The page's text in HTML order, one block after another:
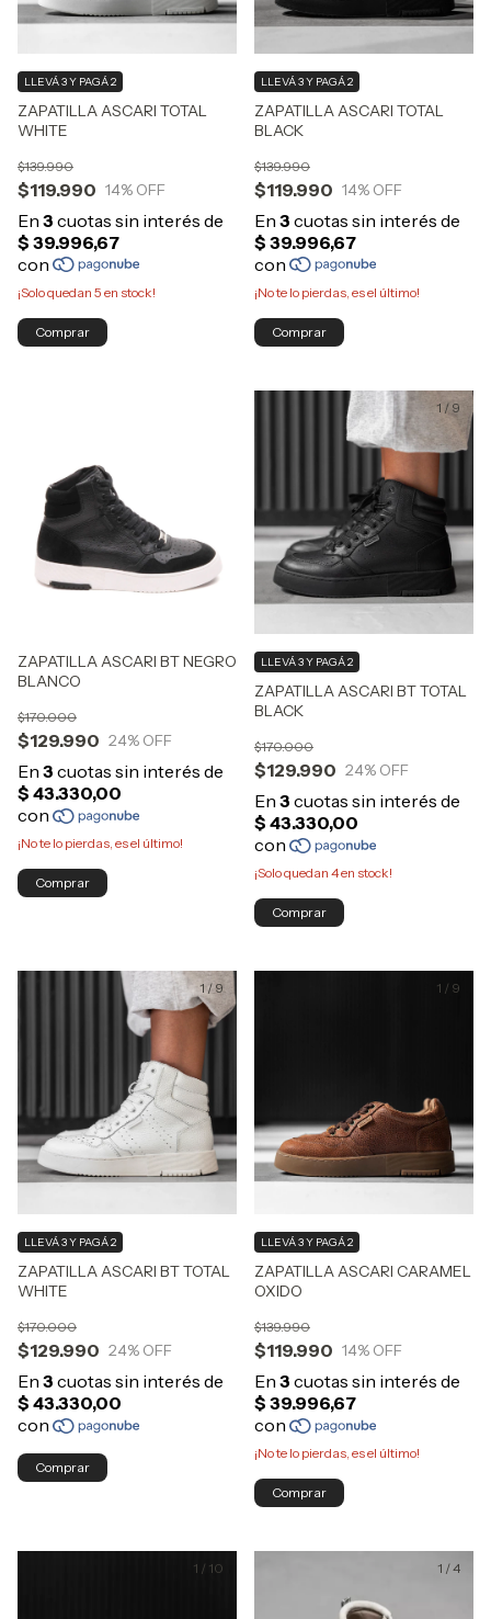
ZAPATILLA ASCARI TOTAL
WHITE
$119.990
$139.990
14% OFF
LLEVÁ 3 Y PAGÁ 2
¡Solo quedan 5 en stock!
Comprar
ZAPATILLA ASCARI TOTAL
BLACK
$119.990
$139.990
14% OFF
LLEVÁ 3 Y PAGÁ 2
¡No te lo pierdas, es el último!
Comprar
ZAPATILLA ASCARI BT NEGRO
BLANCO
$129.990
$170.000
24% OFF
¡No te lo pierdas, es el último!
Comprar
1 / 9
ZAPATILLA ASCARI BT TOTAL
BLACK
$129.990
$170.000
24% OFF
LLEVÁ 3 Y PAGÁ 2
¡Solo quedan 4en stock!
Comprar
1 / 9
ZAPATILLA ASCARI BT TOTAL
WHITE
$129.990
$170.000
24% OFF
LLEVÁ 3 Y PAGÁ 2
Comprar
1 / 9
ZAPATILLA ASCARI CARAMEL
OXIDO
$119.990
$139.990
14% OFF
LLEVÁ 3 Y PAGÁ 2
¡No te lo pierdas, es el último!
Comprar
1 / 10 1 /4